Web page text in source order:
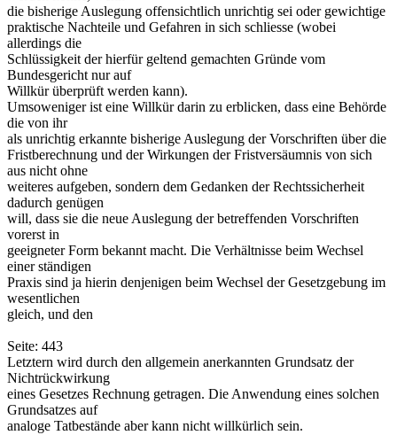
die bisherige Auslegung offensichtlich unrichtig sei oder gewichtige
praktische Nachteile und Gefahren in sich schliesse (wobei
allerdings die
Schlüssigkeit der hierfür geltend gemachten Gründe vom
Bundesgericht nur auf
Willkür überprüft werden kann).
Umsoweniger ist eine Willkür darin zu erblicken, dass eine Behörde
die von ihr
als unrichtig erkannte bisherige Auslegung der Vorschriften über die
Fristberechnung und der Wirkungen der Fristversäumnis von sich
aus nicht ohne
weiteres aufgeben, sondern dem Gedanken der Rechtssicherheit
dadurch genügen
will, dass sie die neue Auslegung der betreffenden Vorschriften
vorerst in
geeigneter Form bekannt macht. Die Verhältnisse beim Wechsel
einer ständigen
Praxis sind ja hierin denjenigen beim Wechsel der Gesetzgebung im
wesentlichen
gleich, und den
Seite: 443
Letztern wird durch den allgemein anerkannten Grundsatz der
Nichtrückwirkung
eines Gesetzes Rechnung getragen. Die Anwendung eines solchen
Grundsatzes auf
analoge Tatbestände aber kann nicht willkürlich sein.